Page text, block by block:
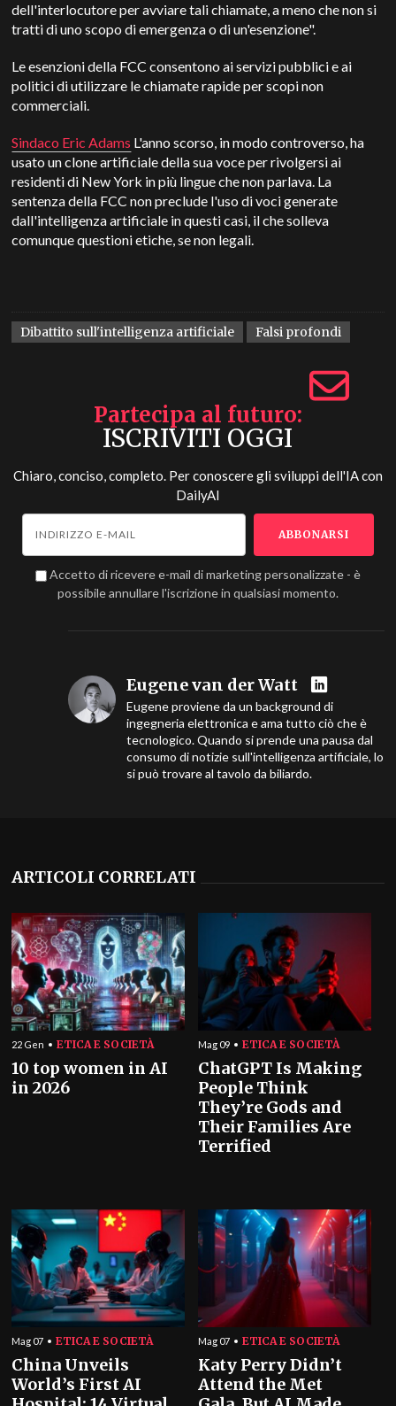
dell'interlocutore per avviare tali chiamate, a meno che non si
tratti di uno scopo di emergenza o di un'esenzione".
Le esenzioni della FCC consentono ai servizi pubblici e ai
politici di utilizzare le chiamate rapide per scopi non
commerciali.
Sindaco Eric Adams L'anno scorso, in modo controverso, ha
usato un clone artificiale della sua voce per rivolgersi ai
residenti di New York in più lingue che non parlava. La
sentenza della FCC non preclude l'uso di voci generate
dall'intelligenza artificiale in questi casi, il che solleva
comunque questioni etiche, se non legali.
Dibattito sull'intelligenza artificiale Falsi profondi
Partecipa al futuro
ISCRIVITI OGGI
Chiaro, conciso, completo. Per conoscere gli sviluppi dell'IA con
DailyAI
Accetto di ricevere e-mail di marketing personalizzate - è
possibile annullare l'iscrizione in qualsiasi momento.
Eugene van der Watt
Eugene proviene da un background di
ingegneria elettronica e ama tutto ciò che è
tecnologico. Quando si prende una pausa dal
consumo di notizie sull'intelligenza artificiale, lo
si può trovare al tavolo da biliardo.
ARTICOLI CORRELATI
22 Gen ETICA E SOCIETÀ
10 top women in AI
in 2026
Mag 09 ETICA E SOCIETÀ
ChatGPT Is Making
People Think
They’re Gods and
Their Families Are
Terrified
Mag 07 ETICA E SOCIETÀ
China Unveils
World’s First AI
Mag 07 ETICA E SOCIETÀ
Katy Perry Didn’t
Attend the Met